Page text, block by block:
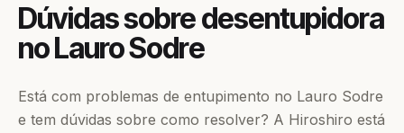
Dúvidas sobre desentupidora
no Lauro Sodre
Está com problemas de entupimento no Lauro Sodre
e tem dúvidas sobre como resolver? A Hiroshiro está